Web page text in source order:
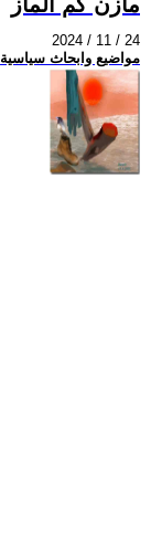
2024 / 11 / 24
مواضيع وابحاث سياسية